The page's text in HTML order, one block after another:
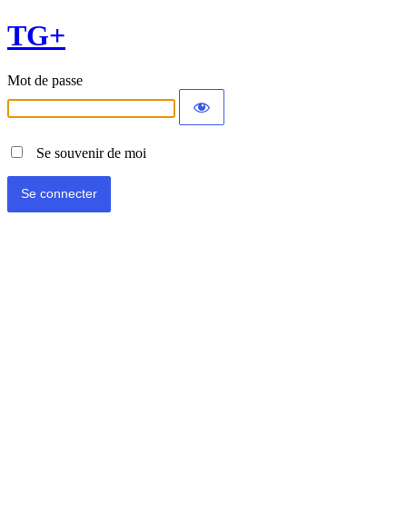
TG+
Mot de passe
Se souvenir de moi